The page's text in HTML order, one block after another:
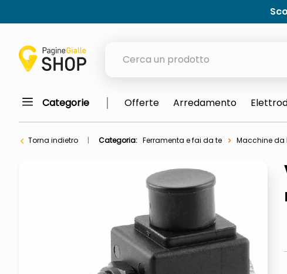
orologio parete
porta tv
elenco
ombrelloni
lucidatrice pavimenti
italia independent occhiali sole 0703
Categorie Offerte Arredamento
Torna indietro Categoria: Ferramenta e fai da te Macchine da